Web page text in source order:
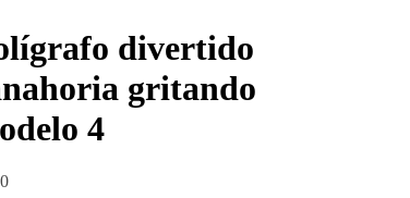
divertido
gritando
4